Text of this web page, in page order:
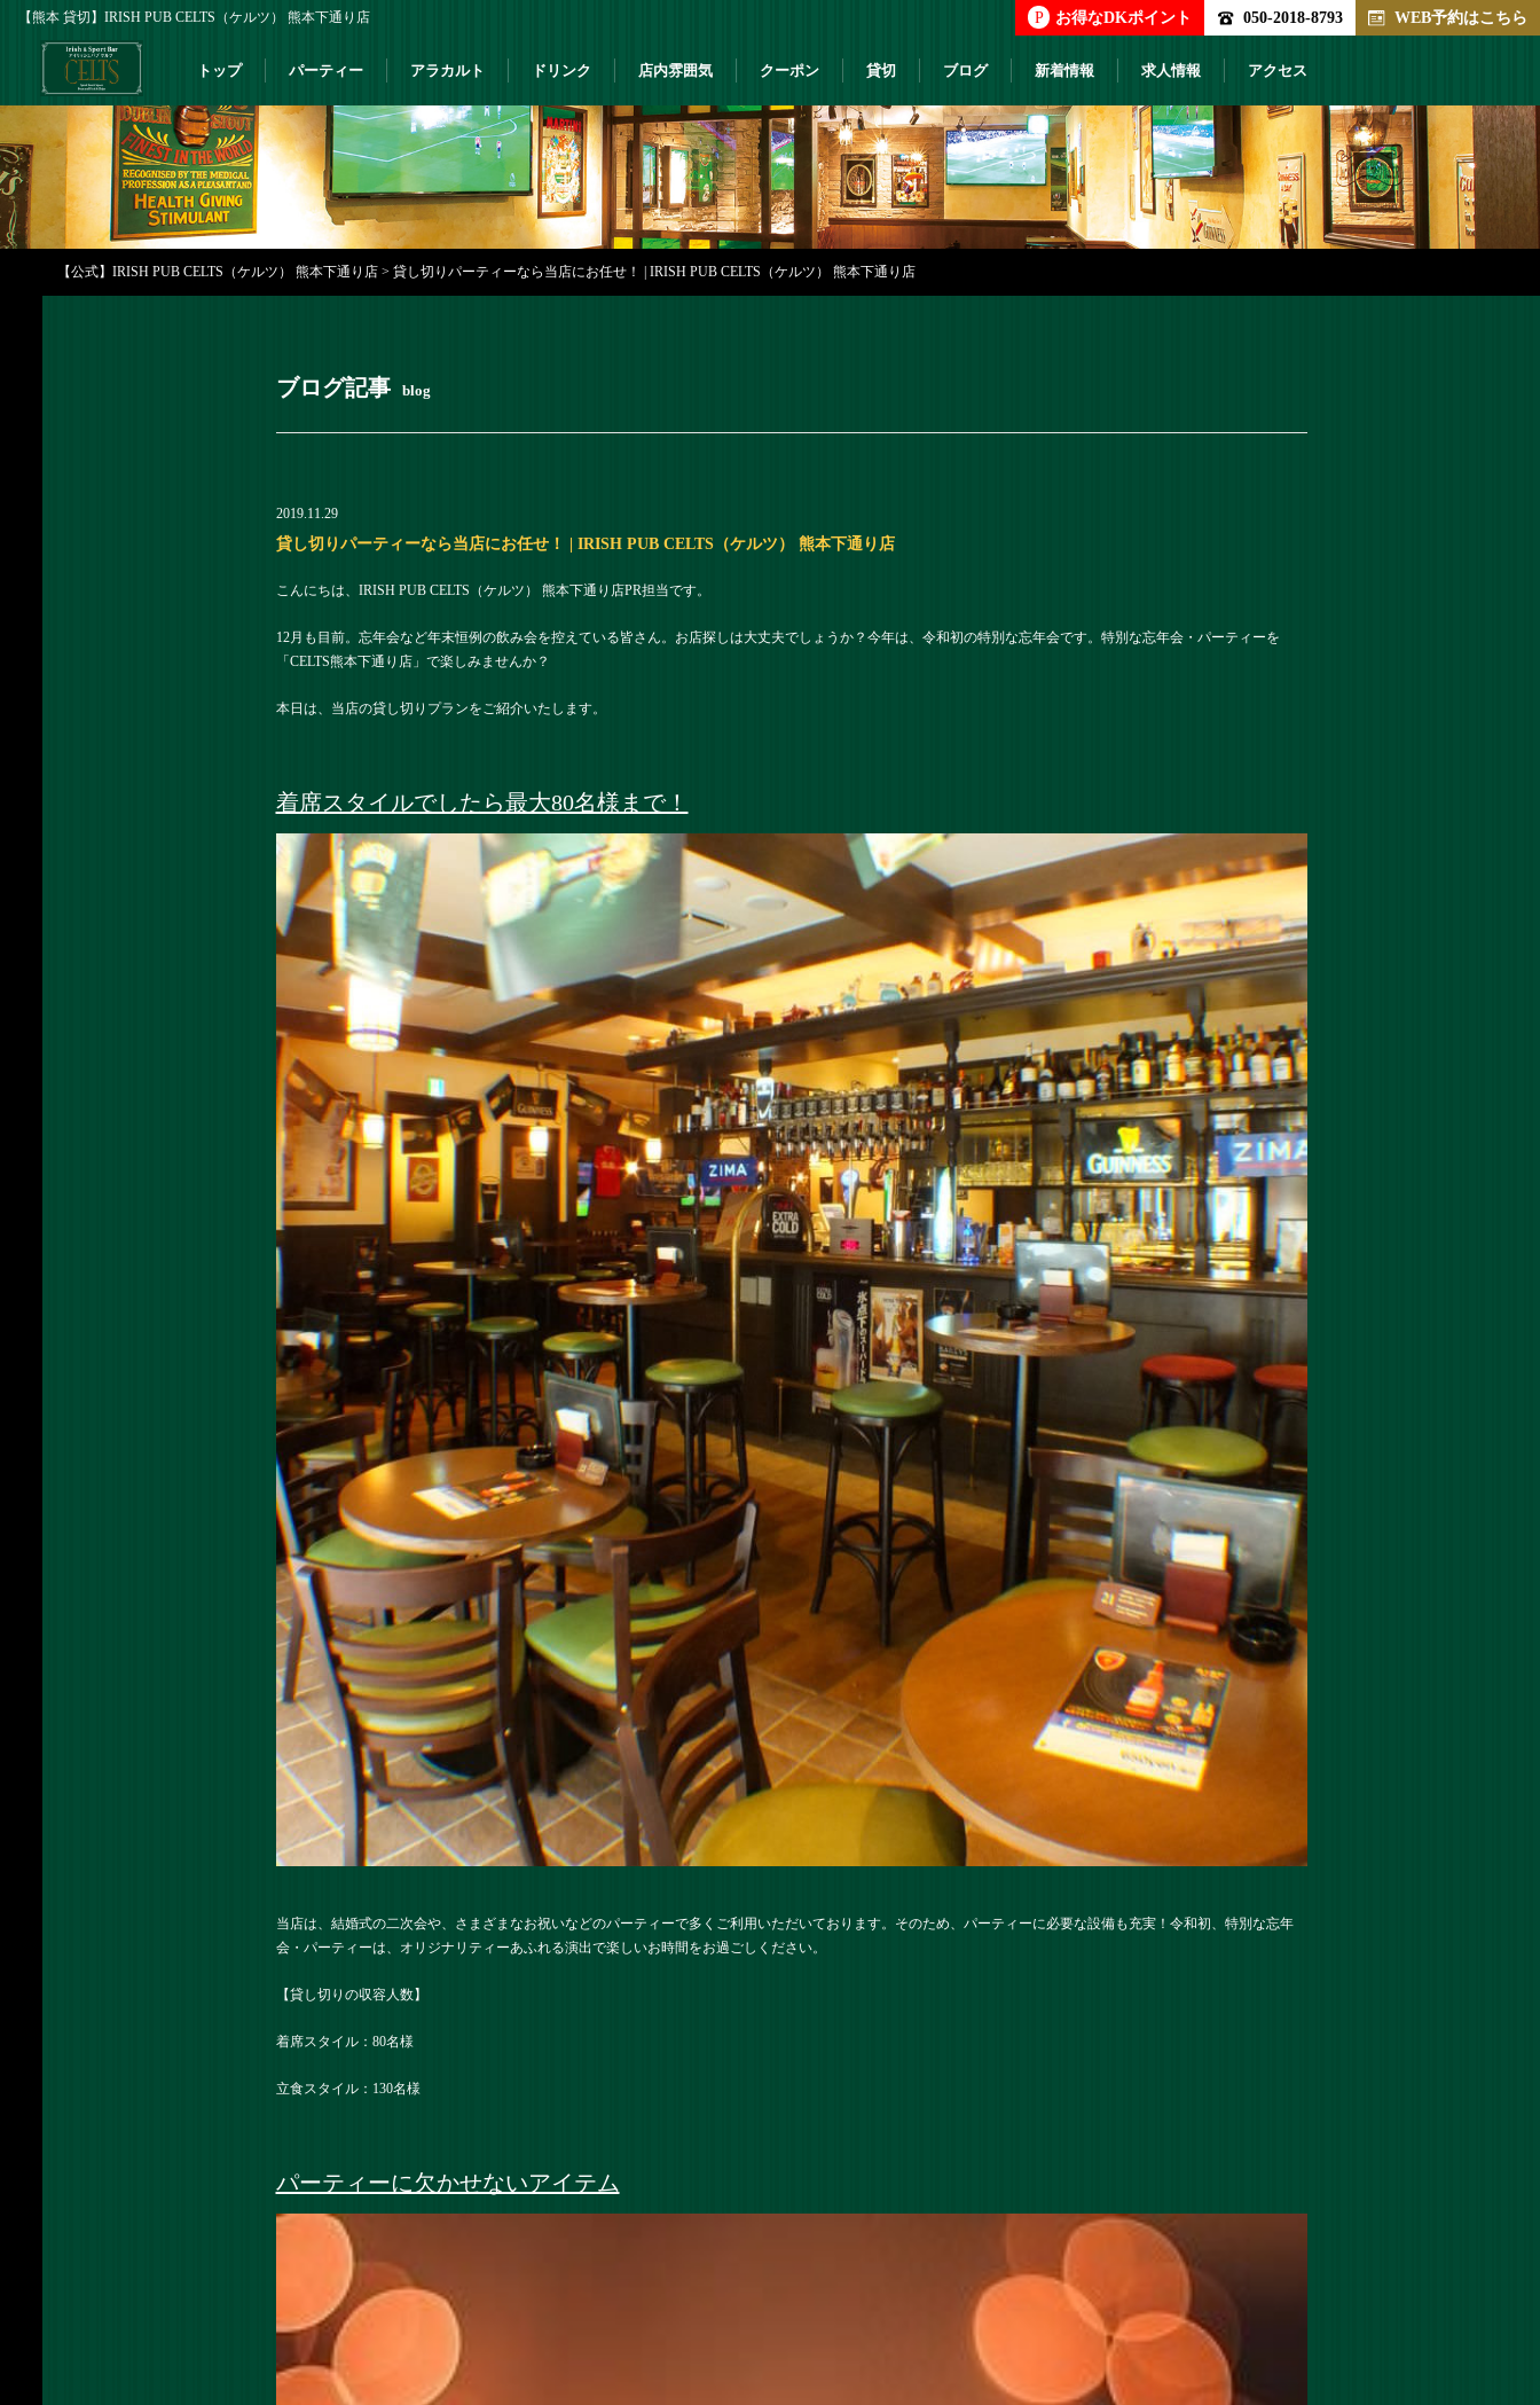
【熊本 貸切】IRISH PUB CELTS（ケルツ） 熊本下通り店 P お得なDKポイント 050-2018-8793 WEB予約はこちら
トップ パーティー アラカルト ドリンク 店内雰囲気 クーポン 貸切 ブログ 新着情報 求人情報 アクセス
【公式】IRISH PUB CELTS（ケルツ） 熊本下通り店 > 貸し切りパーティーなら当店にお任せ！ | IRISH PUB CELTS（ケルツ） 熊本下通り店
ブログ記事 blog
2019.11.29
貸し切りパーティーなら当店にお任せ！ | IRISH PUB CELTS（ケルツ） 熊本下通り店
こんにちは、IRISH PUB CELTS（ケルツ） 熊本下通り店PR担当です。
12月も目前。忘年会など年末恒例の飲み会を控えている皆さん。お店探しは大丈夫でしょうか？今年は、令和初の特別な忘年会です。特別な忘年会・パーティーを
「CELTS熊本下通り店」で楽しみませんか？
本日は、当店の貸し切りプランをご紹介いたします。
着席スタイルでしたら最大80名様まで！
当店は、結婚式の二次会や、さまざまなお祝いなどのパーティーで多くご利用いただいております。そのため、パーティーに必要な設備も充実！令和初、特別な忘年
会・パーティーは、オリジナリティーあふれる演出で楽しいお時間をお過ごしください。
【貸し切りの収容人数】
着席スタイル：80名様
立食スタイル：130名様
パーティーに欠かせないアイテム